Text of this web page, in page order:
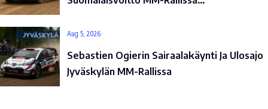
Aug 5, 2026
Sebastien Ogierin Sairaalakäynti Ja Ulosajo
Jyväskylän MM-Rallissa